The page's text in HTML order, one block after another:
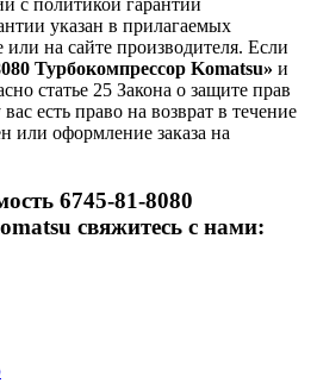
с политикой гарантии
указан в прилагаемых
на сайте производителя. Если
Турбокомпрессор Komatsu» и
статье 25 Закона о защите прав
есть право на возврат в течение
или оформление заказа на
6745-81-8080
свяжитесь с нами: